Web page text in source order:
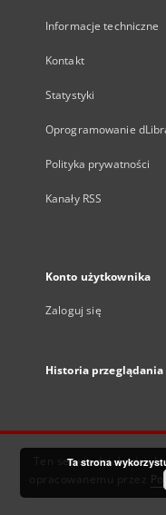
Informacje techniczne
Kontakt
Statystyki
Oprogramowanie
Polityka prywatności
Kanały RSS
Konto użytkownika
Zaloguj się
Historia przeglądania
Ten serwis działa
Ta strona